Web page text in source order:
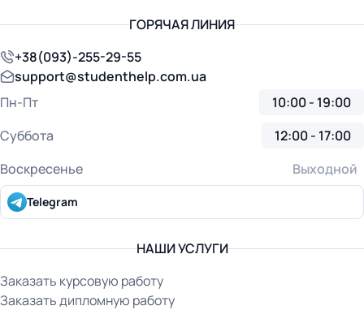
НАШИ УСЛУГИ
Заказать курсовую работу
Заказать дипломную работу
ГОРЯЧАЯ ЛИНИЯ
+38(093)-255-29-55
support@studenthelp.com.ua
Пн-Пт
10:00 - 19:00
Суббота
12:00 - 17:00
Воскресенье
Выходной
Telegram